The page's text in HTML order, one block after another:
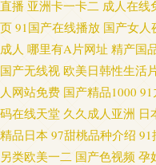
直播 亚洲卡一卡二 成人在线
页 91国产在线播放 国产女人
成人 哪里有A片网址 精产国
国产无线视 欧美日韩性生活
人网站免费 国产精品1000 91
码在线天堂 久久成人亚洲 日
精品日本 97甜桃品种介绍 91
另类欧美一二 国产色视频 孕